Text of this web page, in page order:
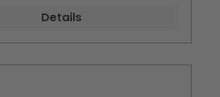
Details